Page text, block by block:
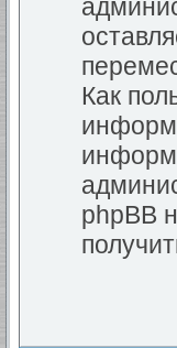
Как
phpBB